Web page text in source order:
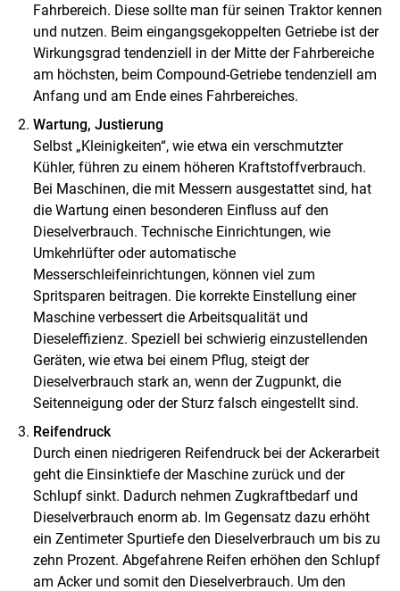
Skip to main content
Fahrbereich. Diese sollte man für seinen Traktor kennen
und nutzen. Beim eingangsgekoppelten Getriebe ist der
Wirkungsgrad tendenziell in der Mitte der Fahrbereiche
am höchsten, beim Compound-Getriebe tendenziell am
Anfang und am Ende eines Fahrbereiches.
Wartung, Justierung
Selbst „Kleinigkeiten“, wie etwa ein verschmutzter
Kühler, führen zu einem höheren Kraftstoffverbrauch.
Bei Maschinen, die mit Messern ausgestattet sind, hat
die Wartung einen besonderen Einfluss auf den
Dieselverbrauch. Technische Einrichtungen, wie
Umkehrlüfter oder automatische
Messerschleifeinrichtungen, können viel zum
Spritsparen beitragen. Die korrekte Einstellung einer
Maschine verbessert die Arbeitsqualität und
Dieseleffizienz. Speziell bei schwierig einzustellenden
Geräten, wie etwa bei einem Pflug, steigt der
Dieselverbrauch stark an, wenn der Zugpunkt, die
Seitenneigung oder der Sturz falsch eingestellt sind.
Reifendruck
Durch einen niedrigeren Reifendruck bei der Ackerarbeit
geht die Einsinktiefe der Maschine zurück und der
Schlupf sinkt. Dadurch nehmen Zugkraftbedarf und
Dieselverbrauch enorm ab. Im Gegensatz dazu erhöht
ein Zentimeter Spurtiefe den Dieselverbrauch um bis zu
zehn Prozent. Abgefahrene Reifen erhöhen den Schlupf
am Acker und somit den Dieselverbrauch. Um den